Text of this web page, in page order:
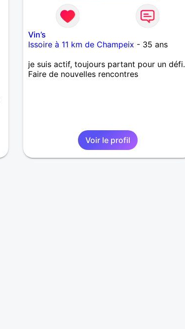
Vin’s
Issoire à 11 km de Champeix - 35 ans
je suis actif, toujours partant pour un défi.
Faire de nouvelles rencontres
Voir le profil